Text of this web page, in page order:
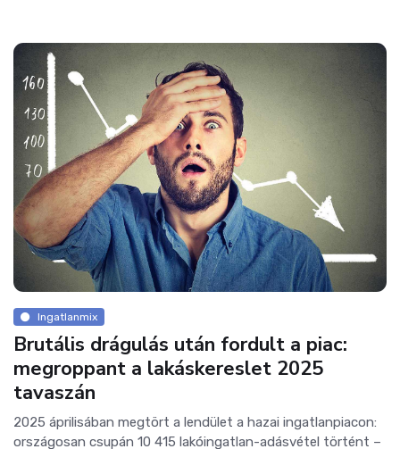
Ingatlanmix
Brutális drágulás után fordult a piac:
megroppant a lakáskereslet 2025
tavaszán
2025 áprilisában megtört a lendület a hazai ingatlanpiacon:
országosan csupán 10 415 lakóingatlan-adásvétel történt –